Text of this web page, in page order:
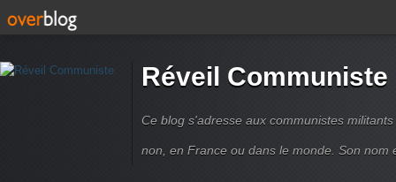
Réveil Communiste
Ce blog s'adresse aux communistes
non, en France ou dans le monde. Son nom